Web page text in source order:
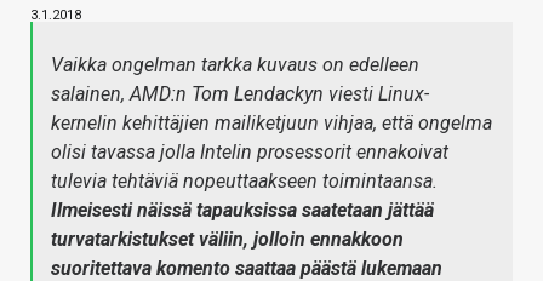
3.1.2018
Vaikka ongelman tarkka kuvaus on edelleen
salainen, AMD:n Tom Lendackyn viesti Linux-
kernelin kehittäjien mailiketjuun vihjaa, että ongelma
olisi tavassa jolla Intelin prosessorit ennakoivat
tulevia tehtäviä nopeuttaakseen toimintaansa.
Ilmeisesti näissä tapauksissa saatetaan jättää
turvatarkistukset väliin, jolloin ennakkoon
suoritettava komento saattaa päästä lukemaan